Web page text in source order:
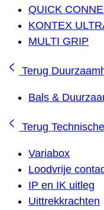
QUICK
KONTEX
MULTI GRIP
Terug
Bals &
Terug
Variabox
Loodvrije
IP en IK uitleg
Uittrekkrachten